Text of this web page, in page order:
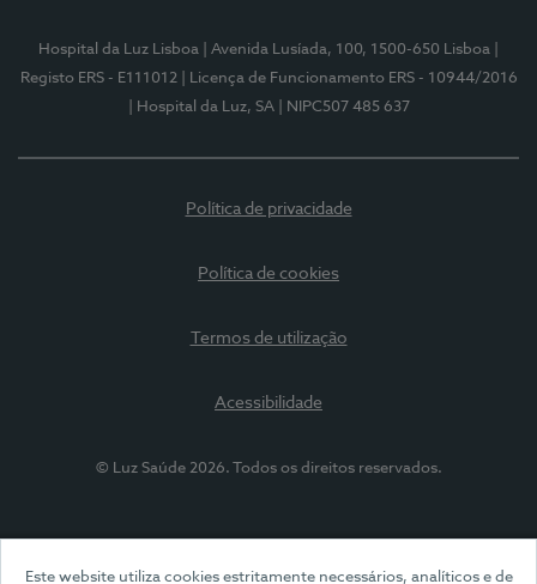
Este website utiliza cookies estritamente necessários, analíticos e de
Hospital da Luz Lisboa | Avenida Lusíada, 100, 1500-650 Lisboa
Registo ERS - E111012
| Licença de Funcionamento ERS - 10944/2016
| Hospital da Luz, SA
| NIPC507 485 637
Política de privacidade
Política de cookies
Termos de utilização
Acessibilidade
© Luz Saúde 2026. Todos os direitos reservados.